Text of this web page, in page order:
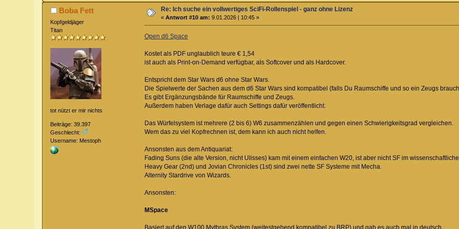
Boba Fett
Kopfgeldjäger
Titan
tot nützt er mir nichts
Beiträge: 39.397
Geschlecht:
Username: Mestoph
Re: Ich suche ein vollwertiges SciFi-Rollenspiel - ganz ohne Lizenz
«Antwort #10 am: 9.01.2026 | 10:45 »
Open d6 Space
Kostet als PDF unglaublich teure € 1,54
ist auch als Print-on-Demand verfügbar, als Softcover und als Hardcover.
Entspricht dem Star Wars d6 ohne Star Wars.
Die Spielwerte der Sachen aus dem d6 Star Wars sind kompatibel (falls Du Raumschiffe und so ein Zeugs
Es gibt Ergänzungsbände für Raumschiffe und Zeugs.
Außerdem haben Verlage dafür auch Settings dafür veröffentlicht.
Das Würfelsystem ist mehrere (2 bis 6) W6 zusammenzählen und gegen einen Schwierigkeitsgrad vergleichen.
Wem das zu viel Kopfrechnen ist, dem kann ich auch nicht helfen.
Ansonsten aus dem Antiquariat:
Fading Suns (die alte Version, nicht Ulisses) kam mit einem einfachen W20, ist aber nicht SF im
Heavy Gear (2nd) und Jovian Chronicles (1st) sind zwei nette SF Systeme mit Mecha.
Alternity Stardrive von Wizards.
Ansonsten:
MSpace
Basiert auf den W100 Mythras System (weitestgehend kompatibel zu BRP) und gab es auch mal in deutsch.